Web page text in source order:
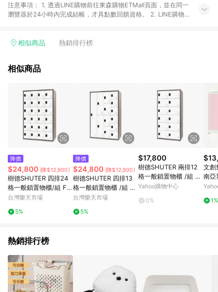
注意事項： 1. 透過LINE購物前往東森購物ETMall頁面，並在同一
瀏覽器於24小時內完成結帳，才具點數回饋資格。 2. LINE購物
單，皆不在點數回饋範圍內。 3. 如購買以下類別商品，將無法獲
球嚴選、商城、專案商品、「草莓網」全館商品。 4. 如取消訂
回饋。 5. 點數回饋會扣除所有折扣優惠後之最終發票金額計算，
實際回饋請依LINE購物通知為主。 6. 訂單如有使用東森購物
ETMall站內之折扣優惠(包含但不限於東森幣、樂透金、東森現金
券等)，不具點數回饋資格。詳細請依東森購物ETMall之結帳頁面
顯示為準。 7. LINE購物設有「單一商品最高回饋點數」機制(特
殊活動時開放「回饋無上限」)，以同一訂單中同一商品不論件數
計算，並依訂單成立時間當下LINE購物所設定的回饋機制為準。
8. LINE購物為購物資訊整合性平台，商品資料更新會有時間差，
如顯示之商品規格、顏色、價位、贈品與東森購物ETMall銷售網
頁不符，以銷售網頁標示為準。 9. 若有贈點爭議，請務必於訂單
日期+180天以內至LINE購物客服洽詢；若超過180天(含)以上進
行申訴，恕無法贈點回饋。 10. 部分點數紅包僅限指定商品使
用，或不適用於無回饋商品。各點數紅包之適用商品與使用條件
請依點數紅包頁面規則為準。
相似商品 熱銷排行榜
相似商品
降價
$24,800 (降$12,900)
樹德SHUTER 四排24
格一般鎖置物櫃/組 FC
-424K
台灣樂天市場
5%
降價
$24,800 (降$12,900)
樹德SHUTER 四排13
格一般鎖置物櫃 /組 FC
-M413K
台灣樂天市場
5%
$17,800
樹德SHUTER 兩排12
格一般鎖置物櫃 /組 FC
-212K
Yahoo購物中心
0%
文創
南亞
門中
1%
熱銷排行榜